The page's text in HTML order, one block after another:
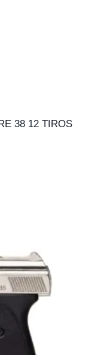
38 12 TIROS